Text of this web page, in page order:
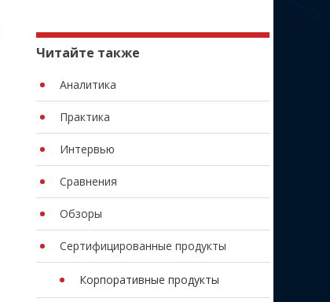
Читайте также
Аналитика
Практика
Интервью
Сравнения
Обзоры
Сертифицированные продукты
Корпоративные продукты